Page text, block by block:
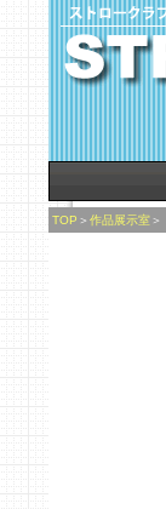
TOP ＞ 作品展示室＞